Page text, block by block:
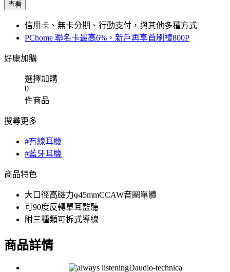
查看
信用卡、無卡分期、行動支付，與其他多種方式
PChome 聯名卡最高6%，新戶再享首刷禮800P
好康加購
選擇加購
0
件商品
搜尋更多
#有線耳機
#藍牙耳機
商品特色
大口徑高磁力φ45mmCCAW音圈單體
可90度反轉單耳監聽
附三種類可拆式導線
商品詳情